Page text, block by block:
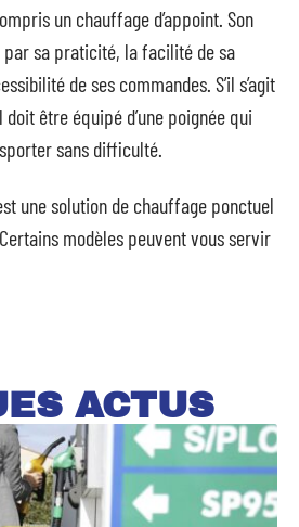
un chauffage d’appoint. Son
par sa praticité, la facilité de sa
de ses commandes. S’il s’agit
doit être équipé d’une poignée qui
sans difficulté.
une solution de chauffage ponctuel
modèles peuvent vous servir
ACTUS